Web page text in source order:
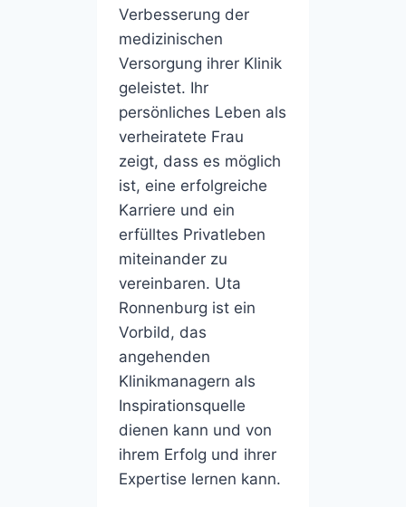
Verbesserung der
medizinischen
Versorgung ihrer Klinik
geleistet. Ihr
persönliches Leben als
verheiratete Frau
zeigt, dass es möglich
ist, eine erfolgreiche
Karriere und ein
erfülltes Privatleben
miteinander zu
vereinbaren. Uta
Ronnenburg ist ein
Vorbild, das
angehenden
Klinikmanagern als
Inspirationsquelle
dienen kann und von
ihrem Erfolg und ihrer
Expertise lernen kann.